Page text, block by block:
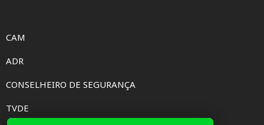
CAM
ADR
CONSELHEIRO DE SEGURANÇA
TVDE